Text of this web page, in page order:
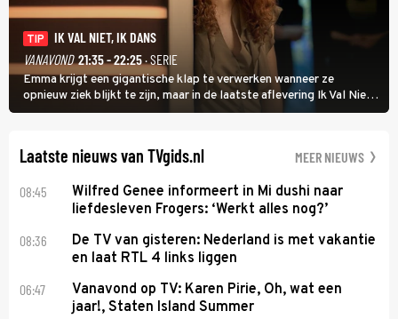
TIP
IK VAL NIET, IK DANS
VANAVOND 21:35 - 22:25· SERIE
Emma krijgt een gigantische klap te verwerken wanneer ze
opnieuw ziek blijkt te zijn, maar in de laatste aflevering Ik Val Niet,
Ik Dans laat ze zien dat ze niet van plan is op te geven, zelfs als ze
Laatste nieuws van TVgids.nl MEER NIEUWS
08:45
Wilfred Genee informeert in Mi dushi naar
liefdesleven Frogers: ‘Werkt alles nog?’
08:36
De TV van gisteren: Nederland is met vakantie
en laat RTL 4 links liggen
06:47
Vanavond op TV: Karen Pirie, Oh, wat een
jaar!, Staten Island Summer